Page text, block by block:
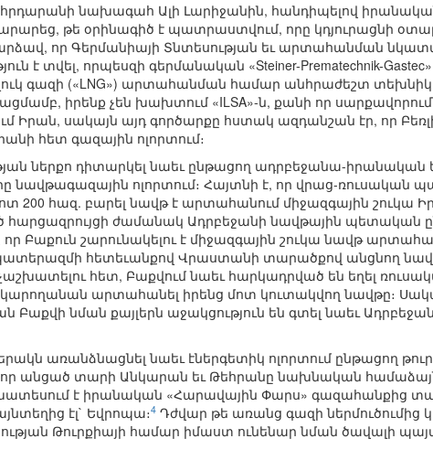
նախագահ Ալի Լարիջանին, հանդիպելով
թե օրինագիծ է պատրաստվում, որը կդյուրացնի
որ Գերմանիայի Տնտեսության եւ արտահանման
է տվել, որպեսզի գերմանական «Steiner-Prematechnik-
գազի («LNG») արտահանման համար անհրաժեշտ
իրենք չեն խախտում «ILSA»-ն, քանի որ
Իրան, սակայն այդ գործարքը հստակ ազդանշան էր, որ
հետ գազային ոլորտում։
ներքո դիտարկել նաեւ ընթացող ադրբեջանա-իրանական
նավթագազային ոլորտում։ Հայտնի է, որ վրաց-ռուսական
200 հազ. բարել նավթ է արտահանում միջազգային շուկա
հարցազրույցի ժամանակ Ադրբեջանի նավթային
Բաքուն շարունակելու է միջազգային շուկա նավթ
հետեւանքով Վրաստանի տարածքով անցնող
հետ, Բաքվում նաեւ հարկադրված են եղել
արտահանել իրենց մոտ կուտակվող նավթը։
նման քայլերն աջակցություն են գտել նաեւ
առանձնացնել նաեւ էներգետիկ ոլորտում ընթացող
անցած տարի Անկարան եւ Թեհրանը նախնական
է իրանական «Հարավային Փարս» գազահանքից
էլ` Եվրոպա։4 Դժվար թե առանց գազի
Թուրքիայի համար իմաստ ունենար նման ծավալի